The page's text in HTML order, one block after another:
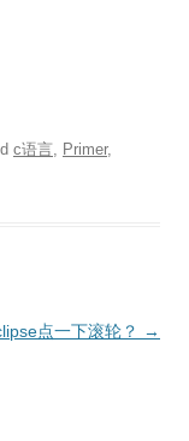
c语言, Primer,
点一下滚轮？ →